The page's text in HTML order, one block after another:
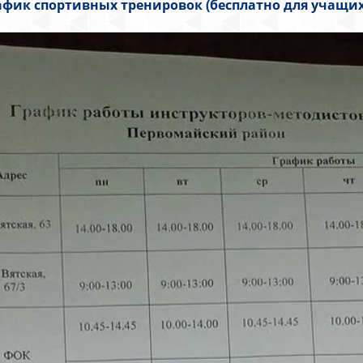
спортивных тренировок (бесплатно для